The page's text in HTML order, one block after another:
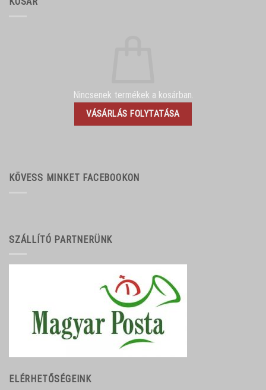
Nincsenek termékek a kosárban.
VÁSÁRLÁS FOLYTATÁSA
KÖVESS MINKET FACEBOOKON
SZÁLLÍTÓ PARTNERÜNK
ELÉRHETŐSÉGEINK